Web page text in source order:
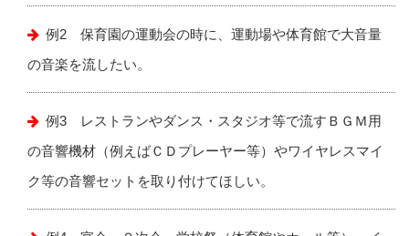
例2 保育園の運動会の時に、運動場や体育館で大音量
の音楽を流したい。
例3 レストランやダンス・スタジオ等で流すＢＧＭ用
の音響機材（例えばＣＤプレーヤー等）やワイヤレスマイ
ク等の音響セットを取り付けてほしい。